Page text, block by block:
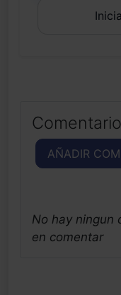
AÑADIR
No hay ningun
en comentar